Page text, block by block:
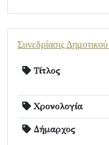
Συνεδρίασις
Τίτλος
Χρονολογία
Δήμαρχος